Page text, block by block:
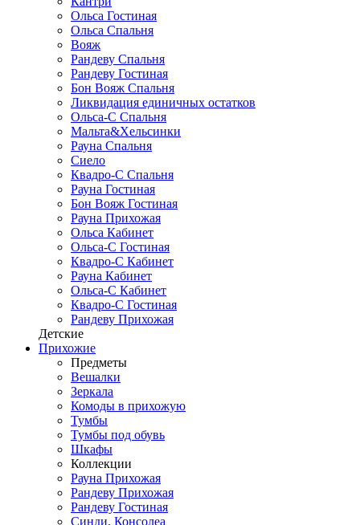
Ольса Гостиная
Ольса Спальня
Вояж
Рандеву Спальня
Рандеву Гостиная
Бон Вояж Спальня
Ликвидация единичных остатков
Ольса-С Спальня
Мальта&Хельсинки
Рауна Спальня
Сиело
Квадро-С Спальня
Рауна Гостиная
Бон Вояж Гостиная
Рауна Прихожая
Ольса Кабинет
Ольса-С Гостиная
Квадро-С Кабинет
Рауна Кабинет
Ольса-С Кабинет
Квадро-С Гостиная
Рандеву Прихожая
Детские
Прихожие
Предметы
Вешалки
Зеркала
Комоды в прихожую
Тумбы
Тумбы под обувь
Шкафы
Коллекции
Рауна Прихожая
Рандеву Прихожая
Рандеву Гостиная
Синди, Консолеа